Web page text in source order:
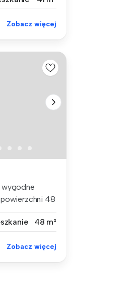
Zobacz więcej
wygodne
48
48 m²
Zobacz więcej